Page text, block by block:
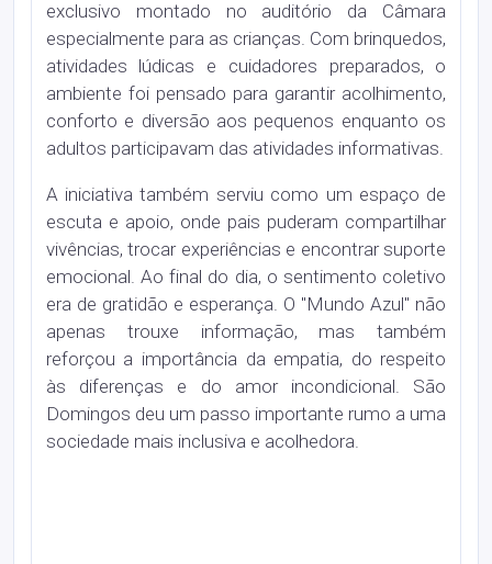
exclusivo montado no auditório da Câmara
especialmente para as crianças. Com brinquedos,
atividades lúdicas e cuidadores preparados, o
ambiente foi pensado para garantir acolhimento,
conforto e diversão aos pequenos enquanto os
adultos participavam das atividades informativas.
A iniciativa também serviu como um espaço de
escuta e apoio, onde pais puderam compartilhar
vivências, trocar experiências e encontrar suporte
emocional. Ao final do dia, o sentimento coletivo
era de gratidão e esperança. O "Mundo Azul" não
apenas trouxe informação, mas também
reforçou a importância da empatia, do respeito
às diferenças e do amor incondicional. São
Domingos deu um passo importante rumo a uma
sociedade mais inclusiva e acolhedora.